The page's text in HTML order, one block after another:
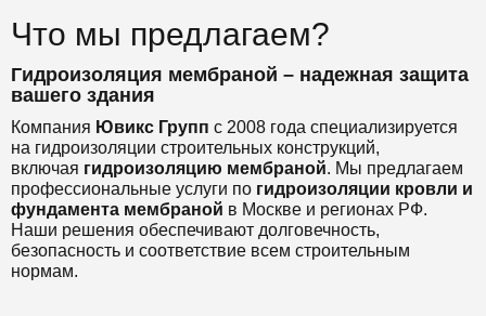
Что мы предлагаем?
Гидроизоляция мембраной – надежная защита
вашего здания
Компания Ювикс Групп с 2008 года специализируется
на гидроизоляции строительных конструкций,
включая гидроизоляцию мембраной. Мы предлагаем
профессиональные услуги по гидроизоляции кровли и
фундамента мембраной в Москве и регионах РФ.
Наши решения обеспечивают долговечность,
безопасность и соответствие всем строительным
нормам.